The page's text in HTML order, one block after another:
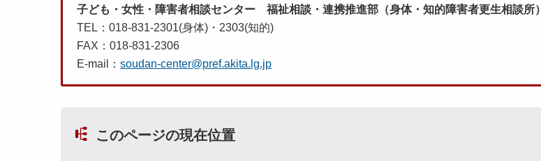
子ども・女性・障害者相談センター 福祉相談・連携推進部（身体・知的障害者更生相談所）
TEL：018-831-2301(身体)・2303(知的)
FAX：018-831-2306
E-mail： soudan-center@pref.akita.lg.jp
このページの現在位置